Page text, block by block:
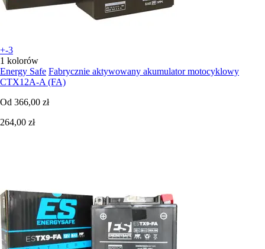
+-3
1 kolorów
Energy Safe Fabrycznie aktywowany akumulator motocyklowy
CTX12A-A (FA)
Od 366,00 zł
264,00 zł